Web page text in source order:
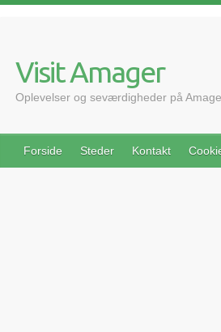
Visit Amager
Oplevelser og seværdigheder på
Forside Steder Kontakt